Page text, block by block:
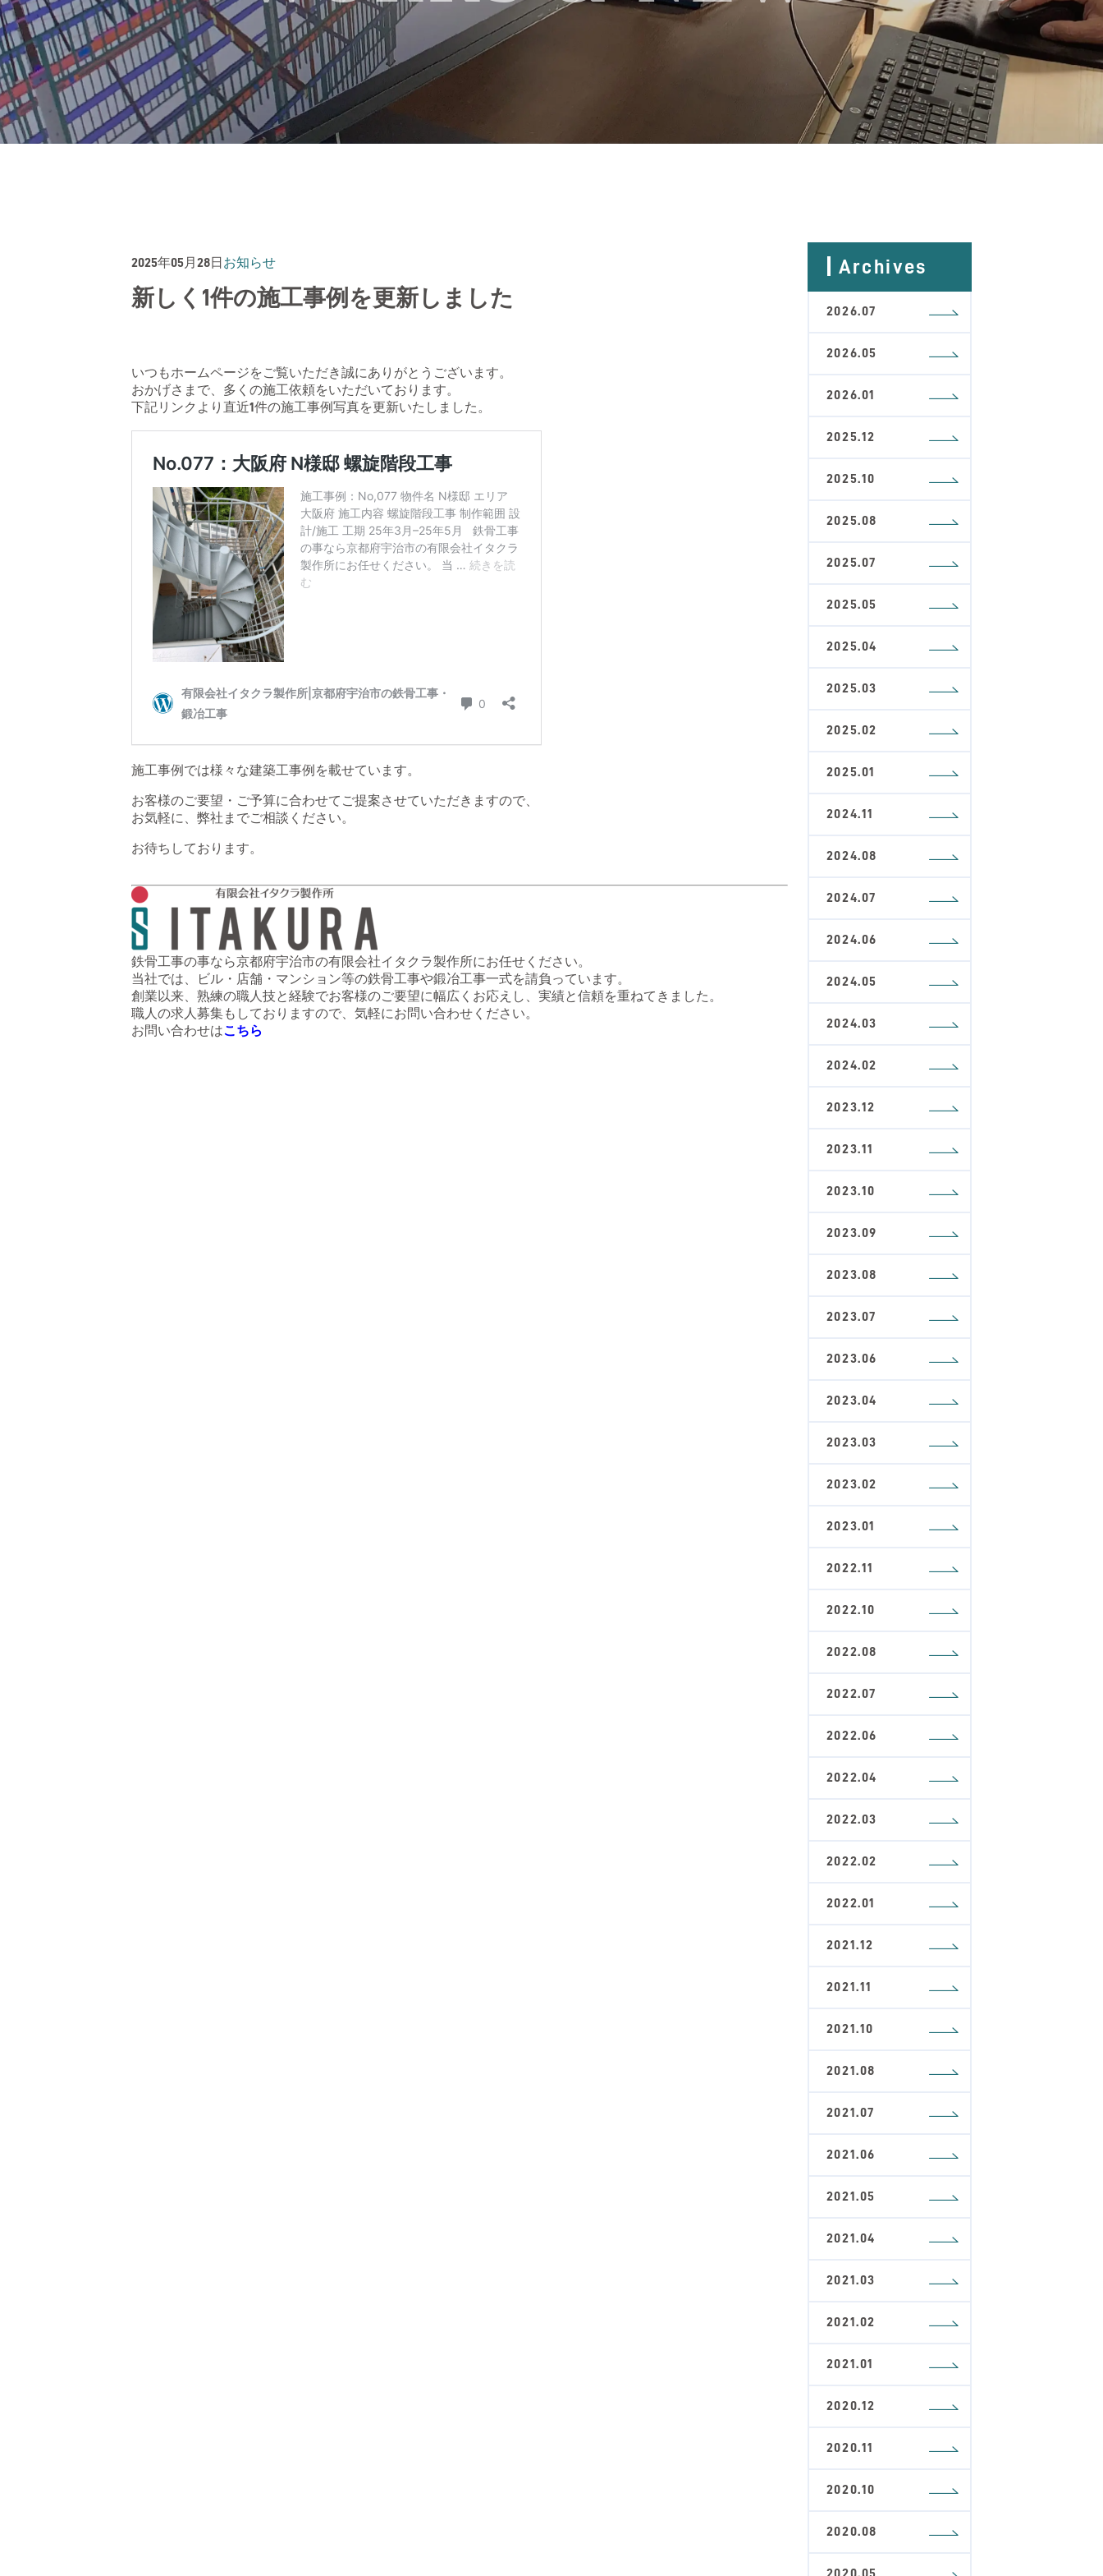
2025年05月28日 お知らせ
新しく1件の施工事例を更新しました
いつもホームページをご覧いただき誠にありがとうございます。
おかげさまで、多くの施工依頼をいただいております。
下記リンクより直近1件の施工事例写真を更新いたしました。
施工事例では様々な建築工事例を載せています。
お客様のご要望・ご予算に合わせてご提案させていただきますので、
お気軽に、弊社までご相談ください。
お待ちしております。
鉄骨工事の事なら京都府宇治市の有限会社イタクラ製作所にお任せください。
当社では、ビル・店舗・マンション等の鉄骨工事や鍛冶工事一式を請負っています。
創業以来、熟練の職人技と経験でお客様のご要望に幅広くお応えし、実績と信頼を重ねてきました。
職人の求人募集もしておりますので、気軽にお問い合わせください。
お問い合わせはこちら
Archives
2026.07
2026.05
2026.01
2025.12
2025.10
2025.08
2025.07
2025.05
2025.04
2025.03
2025.02
2025.01
2024.11
2024.08
2024.07
2024.06
2024.05
2024.03
2024.02
2023.12
2023.11
2023.10
2023.09
2023.08
2023.07
2023.06
2023.04
2023.03
2023.02
2023.01
2022.11
2022.10
2022.08
2022.07
2022.06
2022.04
2022.03
2022.02
2022.01
2021.12
2021.11
2021.10
2021.08
2021.07
2021.06
2021.05
2021.04
2021.03
2021.02
2021.01
2020.12
2020.11
2020.10
2020.08
2020.05